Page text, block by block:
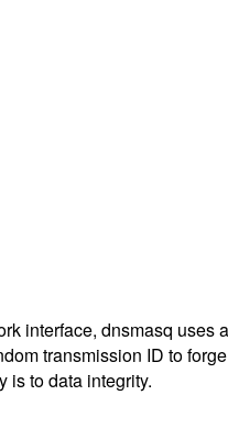
interface, dnsmasq uses
transmission ID to
is to data integrity.